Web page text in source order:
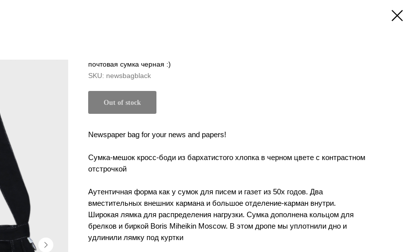
почтовая сумка черная :)
SKU: newsbagblack
Out of stock
Newspaper bag for your news and papers!
Сумка-мешок кросс-боди из бархатистого хлопка в черном цвете с контрастном
отстрочкой
Аутентичная форма как у сумок для писем и газет из 50х годов. Два
вместительных внешних кармана и большое отделение-карман внутри.
Широкая лямка для распределения нагрузки. Сумка дополнена кольцом для
брелков и биркой Boris Miheikin Moscow. В этом дропе мы уплотнили дно и
удлинили лямку под куртки